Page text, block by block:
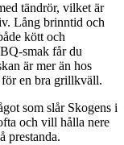
tändrör, vilket är
Lång brinntid och
kött och
smak får du
är mer än hos
en bra grillkväll.
som slår Skogens i
och vill hålla nere
prestanda.